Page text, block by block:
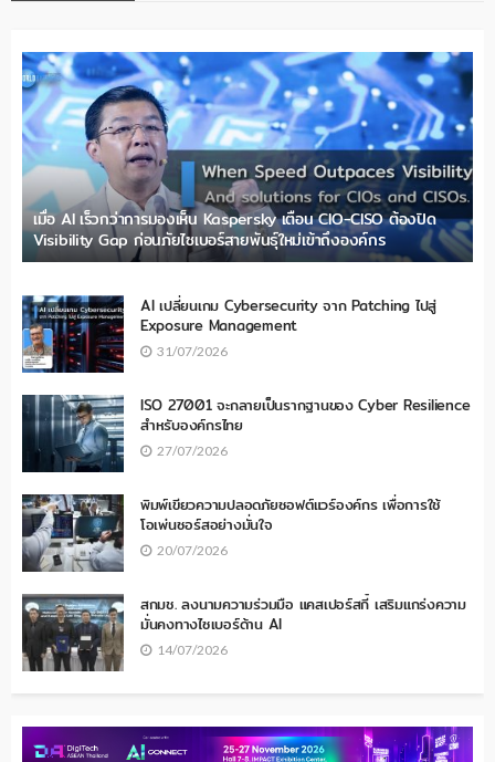
เมื่อ AI เร็วกว่าการมองเห็น Kaspersky เตือน CIO-CISO ต้องปิด
Visibility Gap ก่อนภัยไซเบอร์สายพันธุ์ใหม่เข้าถึงองค์กร
AI เปลี่ยนเกม Cybersecurity จาก Patching ไปสู่
Exposure Management
31/07/2026
ISO 27001 จะกลายเป็นรากฐานของ Cyber Resilience
สำหรับองค์กรไทย
27/07/2026
พิมพ์เขียวความปลอดภัยซอฟต์แวร์องค์กร เพื่อการใช้
โอเพ่นซอร์สอย่างมั่นใจ
20/07/2026
สกมช. ลงนามความร่วมมือ แคสเปอร์สกี้ เสริมแกร่งความ
มั่นคงทางไซเบอร์ด้าน AI
14/07/2026